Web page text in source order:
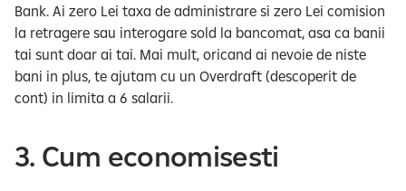
Bank. Ai zero Lei taxa de administrare si zero Lei comision
la retragere sau interogare sold la bancomat, asa ca banii
tai sunt doar ai tai. Mai mult, oricand ai nevoie de niste
bani in plus, te ajutam cu un Overdraft (descoperit de
cont) in limita a 6 salarii.
3. Cum economisesti